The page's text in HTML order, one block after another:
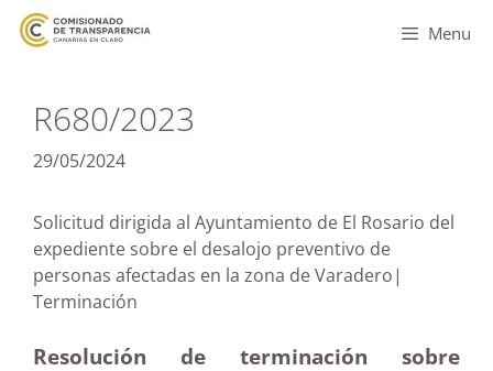
Menu
R680/2023
29/05/2024
Solicitud dirigida al Ayuntamiento de El Rosario del
expediente sobre el desalojo preventivo de
personas afectadas en la zona de Varadero|
Terminación
Resolución de terminación sobre